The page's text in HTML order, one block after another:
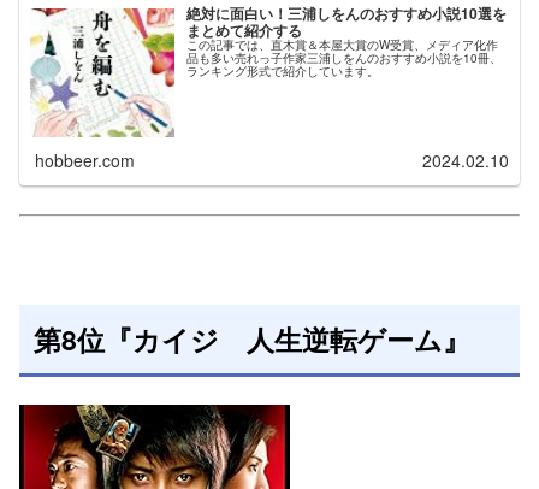
絶対に面白い！三浦しをんのおすすめ小説10選を
まとめて紹介する
この記事では、直木賞＆本屋大賞のW受賞、メディア化作
品も多い売れっ子作家三浦しをんのおすすめ小説を10冊、
ランキング形式で紹介しています。
hobbeer.com 2024.02.10
第8位『カイジ 人生逆転ゲーム』